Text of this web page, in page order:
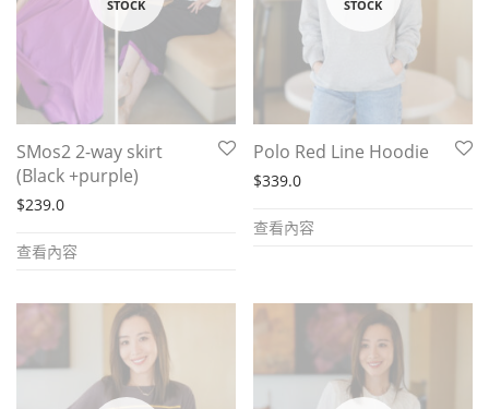
SMos2 2-way skirt
(Black +purple)
$239.0
查看內容
Polo Red Line Hoodie
$339.0
查看內容